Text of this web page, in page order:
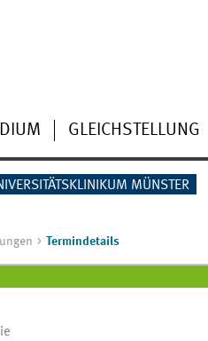
GLEICHSTELLUNG
MÜNSTER
Termindetails